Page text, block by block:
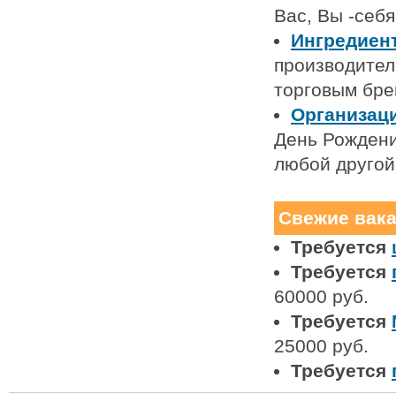
Вас, Вы -
торговым
День
любой
Свежие
Требуется
Требуется
60000 руб.
Требуется
25000 руб.
Требуется